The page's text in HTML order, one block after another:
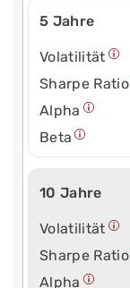
5 Jahre
Volatilität
Sharpe Ratio
Alpha
Beta
10 Jahre
Volatilität
Sharpe Ratio
Alpha